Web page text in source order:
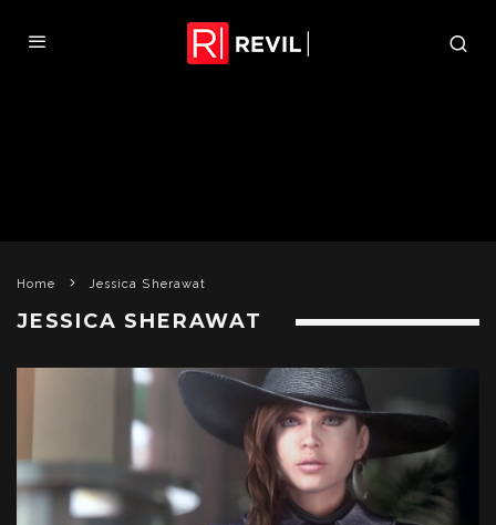
Home Jessica Sherawat
JESSICA SHERAWAT